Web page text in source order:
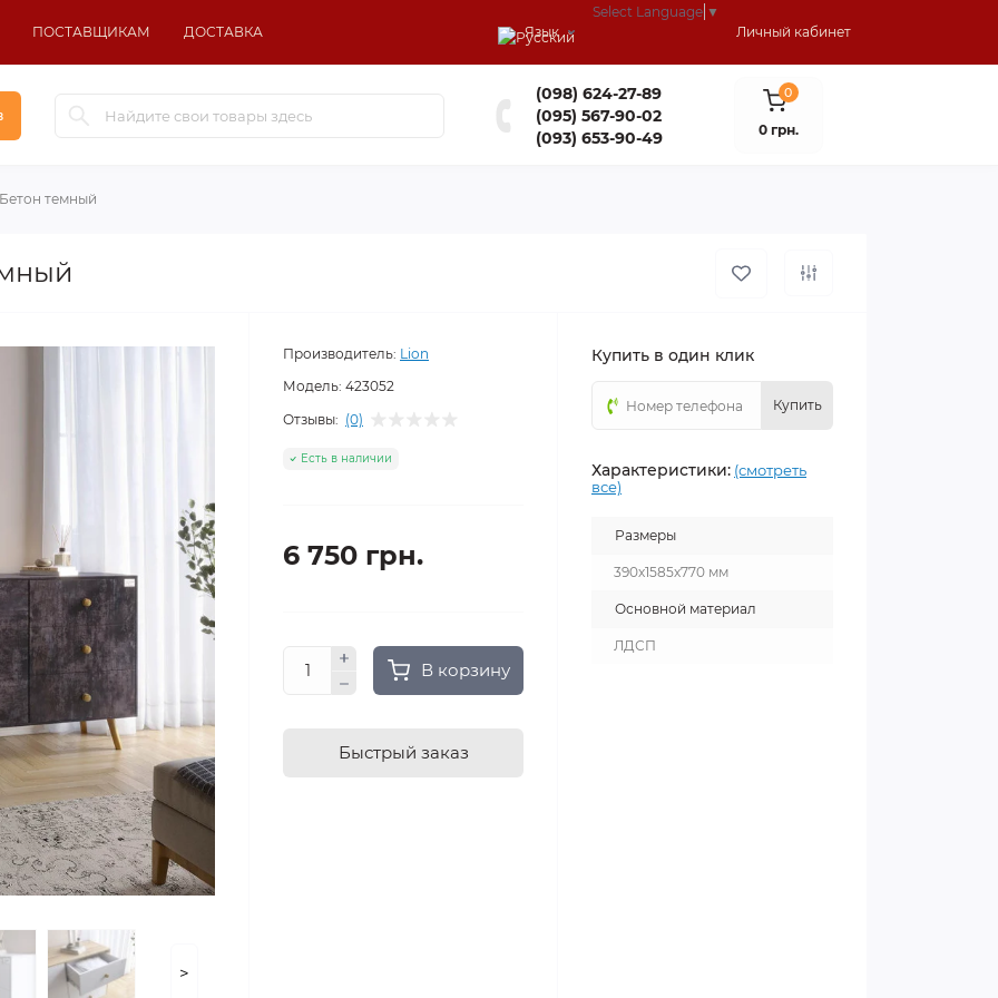
ПОСТАВЩИКАМ ДОСТАВКА Язык
Select Language ▼
Личный кабинет
(098) 624-27-89
(095) 567-90-02
(093) 653-90-49
0
0 грн.
темный
>
Производитель: Lion
Модель: 423052
Отзывы: (0)
Есть в наличии
6 750 грн.
В корзину
Быстрый заказ
Купить в один клик
Купить
Характеристики: (смотреть
все)
Размеры
390х1585х770 мм
Основной материал
ЛДСП